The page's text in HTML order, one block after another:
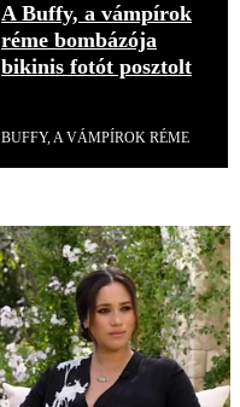
A Buffy, a vámpírok
réme bombázója
bikinis fotót posztolt
BUFFY, A VÁMPÍROK RÉME